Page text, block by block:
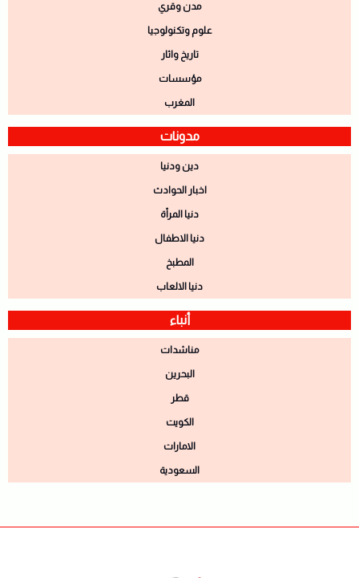
مدن وقري
علوم وتكنولوجيا
تاريخ واثار
مؤسسات
المغرب
مدونات
دين ودنيا
اخبار الحوادث
دنيا المرأة
دنيا الاطفال
المطبخ
دنيا الالعاب
أنباء
مناشدات
البحرين
قطر
الكويت
الامارات
السعودية